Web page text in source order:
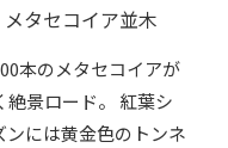
メタセコイア並木
本のメタセコイアが
絶景ロード。 紅葉シ
ンには黄金色のトンネ